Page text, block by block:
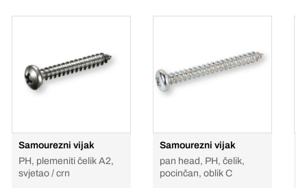
Samourezni vijak
PH, plemeniti čelik A2,
svjetao / crn
Samourezni vijak
pan head, PH, čelik,
pocinčan, oblik C